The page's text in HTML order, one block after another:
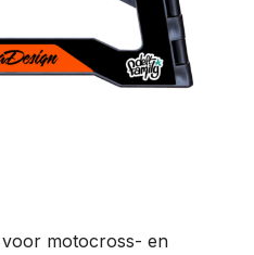
voor motocross- en